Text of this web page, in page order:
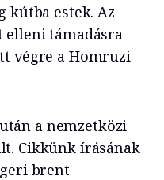
kútba estek. Az
elleni támadásra
végre a Homruzi-
a nemzetközi
Cikkünk írásának
brent